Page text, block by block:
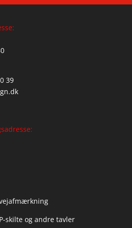
39
skilte og andre tavler